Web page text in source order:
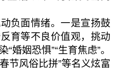
面情绪。一是宣扬鼓
育等不良价值观，挑动
婚姻恐惧”“生育焦虑”。
节风俗比拼”等名义炫富